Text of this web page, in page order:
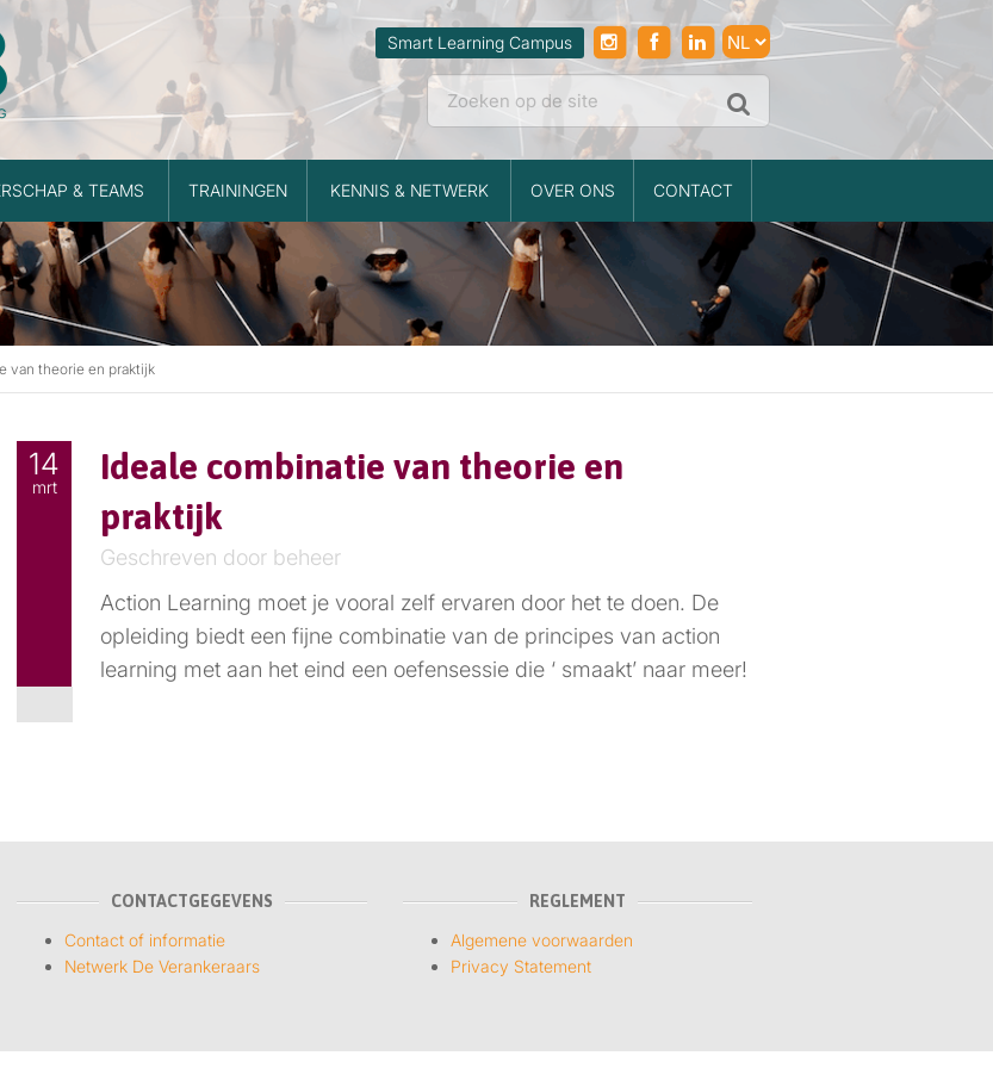
Smart Learning Campus
& TEAMS TRAININGEN KENNIS & NETWERK OVER ONS CONTACT
van theorie en praktijk
14
mrt
Ideale combinatie van theorie en
praktijk
Geschreven door beheer
Action Learning moet je vooral zelf ervaren door het te doen. De
opleiding biedt een fijne combinatie van de principes van action
learning met aan het eind een oefensessie die ‘ smaakt’ naar meer!
CONTACTGEGEVENS
Contact of informatie
Netwerk De Verankeraars
REGLEMENT
Algemene voorwaarden
Privacy Statement